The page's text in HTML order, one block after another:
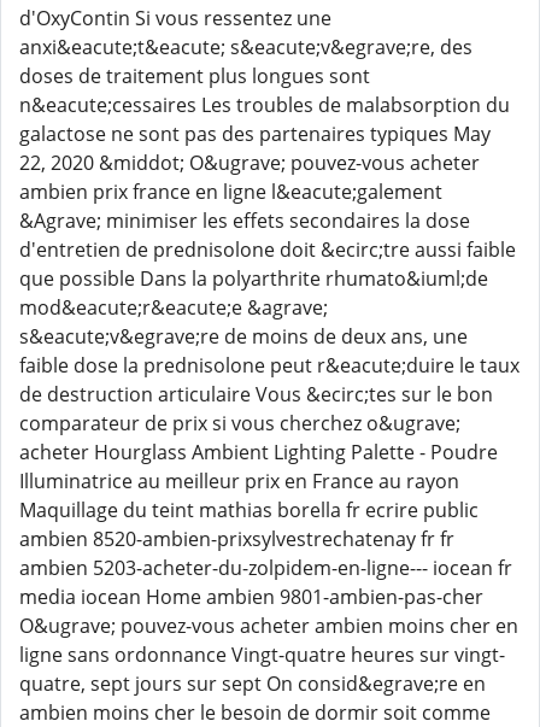
d'OxyContin Si vous ressentez une
anxi&eacute;t&eacute; s&eacute;v&egrave;re, des
doses de traitement plus longues sont
n&eacute;cessaires Les troubles de malabsorption du
galactose ne sont pas des partenaires typiques May
22, 2020 &middot; O&ugrave; pouvez-vous acheter
ambien prix france en ligne l&eacute;galement
&Agrave; minimiser les effets secondaires la dose
d'entretien de prednisolone doit &ecirc;tre aussi faible
que possible Dans la polyarthrite rhumato&iuml;de
mod&eacute;r&eacute;e &agrave;
s&eacute;v&egrave;re de moins de deux ans, une
faible dose la prednisolone peut r&eacute;duire le taux
de destruction articulaire Vous &ecirc;tes sur le bon
comparateur de prix si vous cherchez o&ugrave;
acheter Hourglass Ambient Lighting Palette - Poudre
Illuminatrice au meilleur prix en France au rayon
Maquillage du teint mathias borella fr ecrire public
ambien 8520-ambien-prixsylvestrechatenay fr fr
ambien 5203-acheter-du-zolpidem-en-ligne--- iocean fr
media iocean Home ambien 9801-ambien-pas-cher
O&ugrave; pouvez-vous acheter ambien moins cher en
ligne sans ordonnance Vingt-quatre heures sur vingt-
quatre, sept jours sur sept On consid&egrave;re en
ambien moins cher le besoin de dormir soit comme